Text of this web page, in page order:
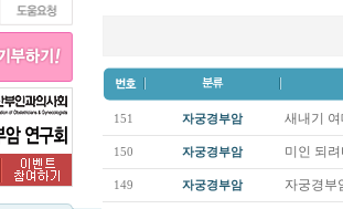
151 자궁경부암 새내기
150 자궁경부암 미인 되
149 자궁경부암 자궁경부